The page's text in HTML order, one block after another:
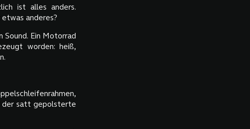
ist alles anders.
anderes?
Ein Motorrad
worden: heiß,
der satt gepolsterte